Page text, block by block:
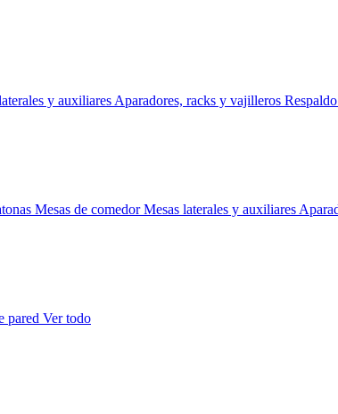
y auxiliares Aparadores, racks y vajilleros
Mesas de comedorMesas laterales y auxiliares
pared Ver todo